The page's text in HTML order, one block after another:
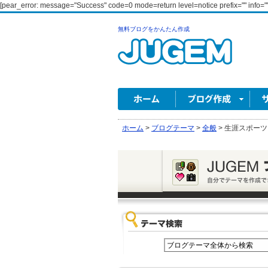
[pear_error: message="Success" code=0 mode=return level=notice prefix=""
無料ブログをかんたん作成
ホーム > ブログテーマ > 全般 > 生涯スポーツ